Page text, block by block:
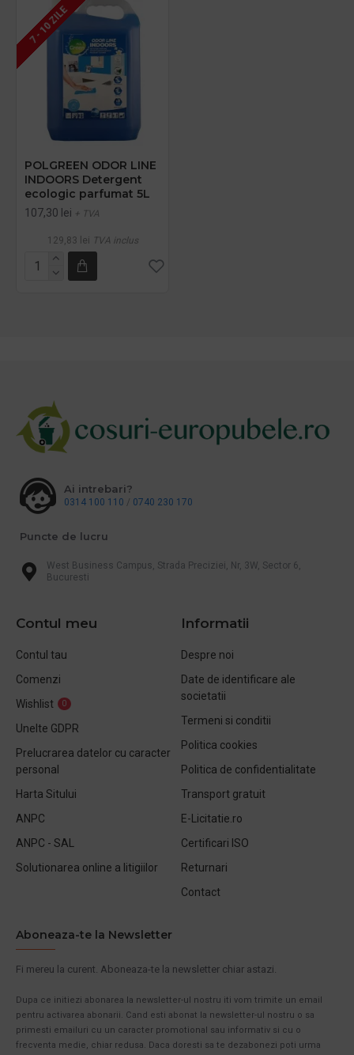
7 - 10 ZILE
POLGREEN ODOR LINE
INDOORS Detergent
ecologic parfumat 5L
107,30 lei + TVA
129,83 lei TVA inclus
Ai intrebari?
0314 100 110 / 0740 230 170
Puncte de lucru
West Business Campus, Strada Preciziei, Nr, 3W, Sector 6,
Bucuresti
Contul meu
Contul tau
Comenzi
Wishlist
0
Unelte GDPR
Prelucrarea datelor cu caracter
personal
Harta Sitului
ANPC
ANPC - SAL
Solutionarea online a litigiilor
Informatii
Despre noi
Date de identificare ale
societatii
Termeni si conditii
Politica cookies
Politica de confidentialitate
Transport gratuit
E-Licitatie.ro
Certificari ISO
Returnari
Contact
Aboneaza-te la Newsletter
Fi mereu la curent. Aboneaza-te la newsletter chiar astazi.
Dupa ce initiezi abonarea la newsletter-ul nostru iti vom trimite un email
pentru activarea abonarii. Cand esti abonat la newsletter-ul nostru o sa
primesti emailuri cu un caracter promotional sau informativ si cu o
frecventa medie, chiar redusa. Daca doresti sa te dezabonezi poti urma